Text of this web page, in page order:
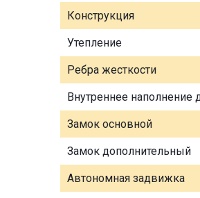
Конструкция
Утепление
Ребра жесткости
Внутреннее наполнение
Замок основной
Замок дополнительный
Автономная задвижка